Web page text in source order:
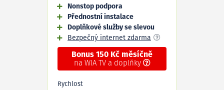
Nonstop podpora
Přednostní instalace
Doplňkové služby se slevou
Bezpečný internet zdarma
Bonus 150 Kč měsíčně
na WIA TV a doplňky
Rychlost